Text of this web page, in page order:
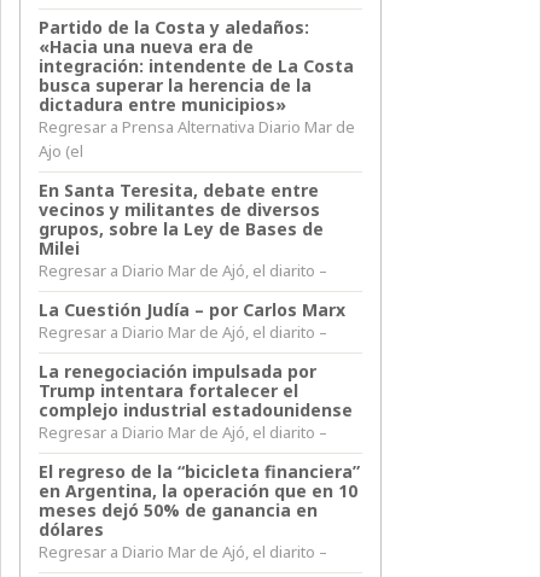
Partido de la Costa y aledaños:
«Hacia una nueva era de
integración: intendente de La Costa
busca superar la herencia de la
dictadura entre municipios»
Regresar a Prensa Alternativa Diario Mar de
Ajo (el
En Santa Teresita, debate entre
vecinos y militantes de diversos
grupos, sobre la Ley de Bases de
Milei
Regresar a Diario Mar de Ajó, el diarito –
La Cuestión Judía – por Carlos Marx
Regresar a Diario Mar de Ajó, el diarito –
La renegociación impulsada por
Trump intentara fortalecer el
complejo industrial estadounidense
Regresar a Diario Mar de Ajó, el diarito –
El regreso de la “bicicleta financiera”
en Argentina, la operación que en 10
meses dejó 50% de ganancia en
dólares
Regresar a Diario Mar de Ajó, el diarito –